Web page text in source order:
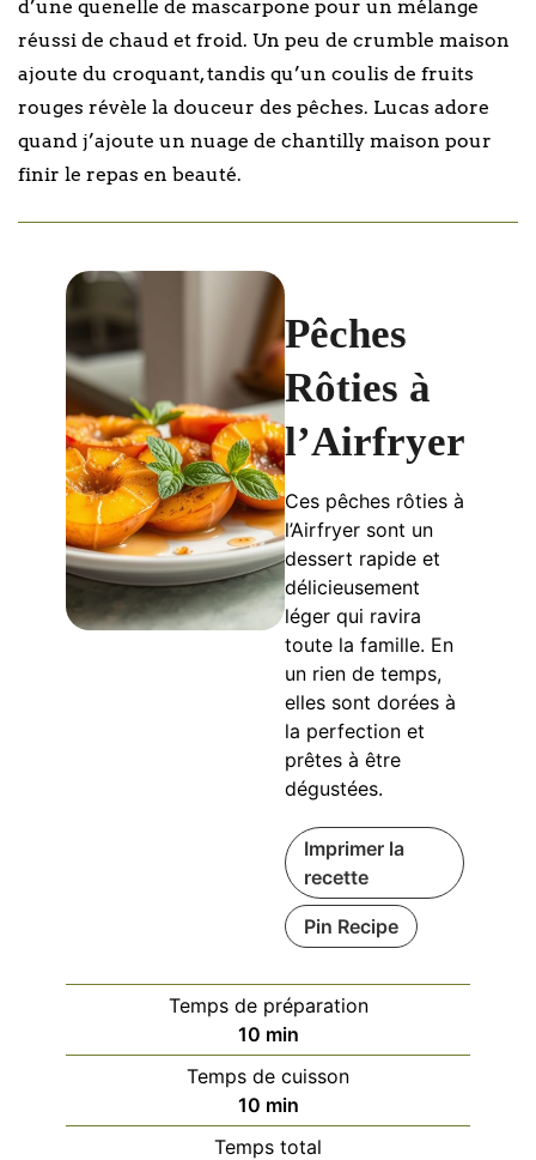
d’une quenelle de mascarpone pour un mélange
réussi de chaud et froid. Un peu de crumble maison
ajoute du croquant, tandis qu’un coulis de fruits
rouges révèle la douceur des pêches. Lucas adore
quand j’ajoute un nuage de chantilly maison pour
finir le repas en beauté.
Pêches
Rôties à
l’Airfryer
Ces pêches rôties à
l’Airfryer sont un
dessert rapide et
délicieusement
léger qui ravira
toute la famille. En
un rien de temps,
elles sont dorées à
la perfection et
prêtes à être
dégustées.
Imprimer la
recette
Pin Recipe
Temps de préparation
10minutes
min
Temps de cuisson
10minutes
min
Temps total